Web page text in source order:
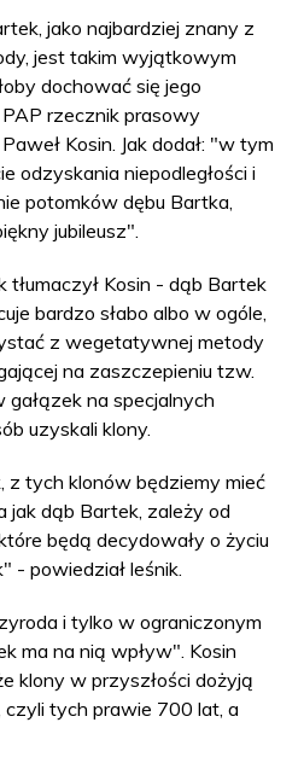
jako najbardziej znany z
jest takim wyjątkowym
dochować się jego
rzecznik prasowy
Kosin. Jak dodał: "w tym
odzyskania niepodległości i
potomków dębu Bartka,
jubileusz".
Kosin - dąb Bartek
bardzo słabo albo w ogóle,
z wegetatywnej metody
na zaszczepieniu tzw.
na specjalnych
uzyskali klony.
z tych klonów będziemy mieć
jak dąb Bartek, zależy od
będą decydowały o życiu
- powiedział leśnik.
i tylko w ograniczonym
ma na nią wpływ". Kosin
klony w przyszłości dożyją
tych prawie 700 lat, a